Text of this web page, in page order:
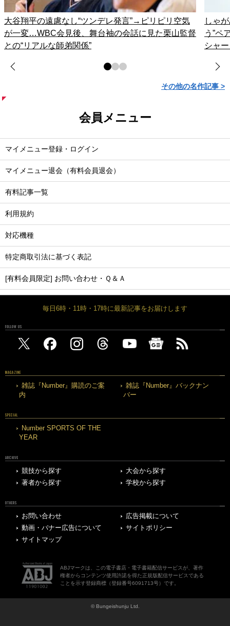
大谷翔平の遠慮なし“ツンデレ発言”→ピリピリ空気
が一変…WBC会見後、舞台袖の会話に見た栗山監督
との“リアルな師弟関係”
しゃ
う”ペ
シャ
その他の名作記事 >
会員メニュー
マイメニュー登録・ログイン
マイメニュー退会（有料会員退会）
有料記事一覧
利用規約
対応機種
特定商取引法に基づく表記
[有料会員限定] お問い合わせ・Ｑ＆Ａ
毎日6時・11時・17時に最新記事をお届けします
FOLLOW US
MAGAZINE
雑誌『Number』購読のご案
内
雑誌『Number』バックナン
バー
SPECIAL
Number SPORTS OF THE
YEAR
ARCHIVE
競技から探す
大会から探す
著者から探す
学校から探す
OTHERS
お問い合わせ
広告掲載について
動画・バナー広告について
サイトポリシー
サイトマップ
ABJマークは、この電子書店・電子書籍配信サービスが、著作
権者からコンテンツ使用許諾を得た正規版配信サービスである
ことを示す登録商標（登録番号6091713号）です。
© Bungeishunju Ltd.